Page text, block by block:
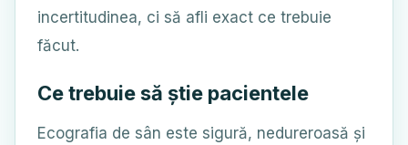
incertitudinea, ci să afli exact ce trebuie
făcut.
Ce trebuie să știe pacientele
Ecografia de sân este sigură, nedureroasă și